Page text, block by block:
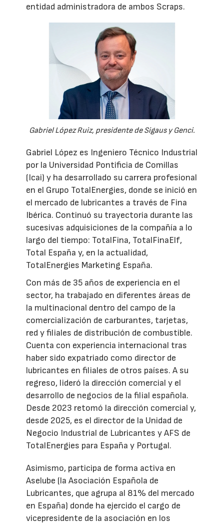
entidad administradora de ambos Scraps.
Gabriel López Ruiz, presidente de Sigaus y Genci.
Gabriel López es Ingeniero Técnico Industrial
por la Universidad Pontificia de Comillas
(Icai) y ha desarrollado su carrera profesional
en el Grupo TotalEnergies, donde se inició en
el mercado de lubricantes a través de Fina
Ibérica. Continuó su trayectoria durante las
sucesivas adquisiciones de la compañía a lo
largo del tiempo: TotalFina, TotalFinaElf,
Total España y, en la actualidad,
TotalEnergies Marketing España.
Con más de 35 años de experiencia en el
sector, ha trabajado en diferentes áreas de
la multinacional dentro del campo de la
comercialización de carburantes, tarjetas,
red y filiales de distribución de combustible.
Cuenta con experiencia internacional tras
haber sido expatriado como director de
lubricantes en filiales de otros países. A su
regreso, lideró la dirección comercial y el
desarrollo de negocios de la filial española.
Desde 2023 retomó la dirección comercial y,
desde 2025, es el director de la Unidad de
Negocio Industrial de Lubricantes y AFS de
TotalEnergies para España y Portugal.
Asimismo, participa de forma activa en
Aselube (la Asociación Española de
Lubricantes, que agrupa al 81% del mercado
en España) donde ha ejercido el cargo de
vicepresidente de la asociación en los